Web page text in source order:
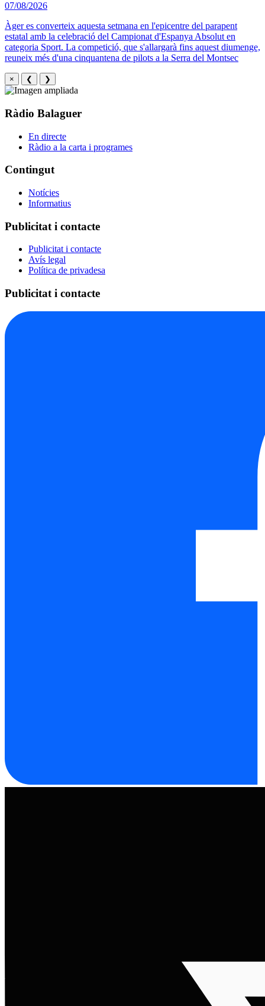
07/08/2026
Àger es converteix aquesta setmana en l'epicentre del parapent
estatal amb la celebració del Campionat d'Espanya Absolut en
categoria Sport. La competició, que s'allargarà fins aquest diumenge,
reuneix més d'una cinquantena de pilots a la Serra del Montsec
× ❮ ❯
Ràdio Balaguer
En directe
Ràdio a la carta i programes
Contingut
Notícies
Informatius
Publicitat i contacte
Publicitat i contacte
Avís legal
Política de privadesa
Publicitat i contacte